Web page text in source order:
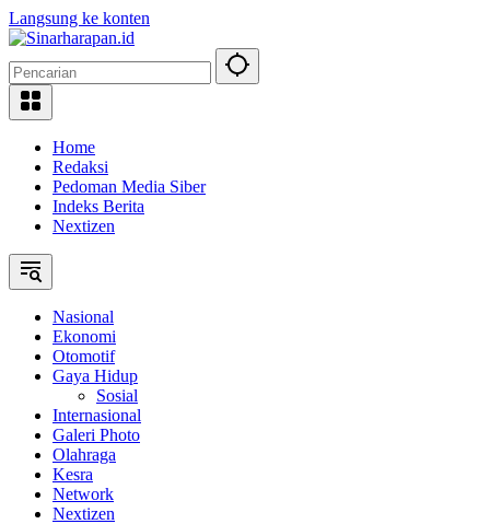
Langsung ke konten
Home
Redaksi
Pedoman Media Siber
Indeks Berita
Nextizen
Nasional
Ekonomi
Otomotif
Gaya Hidup
Sosial
Internasional
Galeri Photo
Olahraga
Kesra
Network
Nextizen